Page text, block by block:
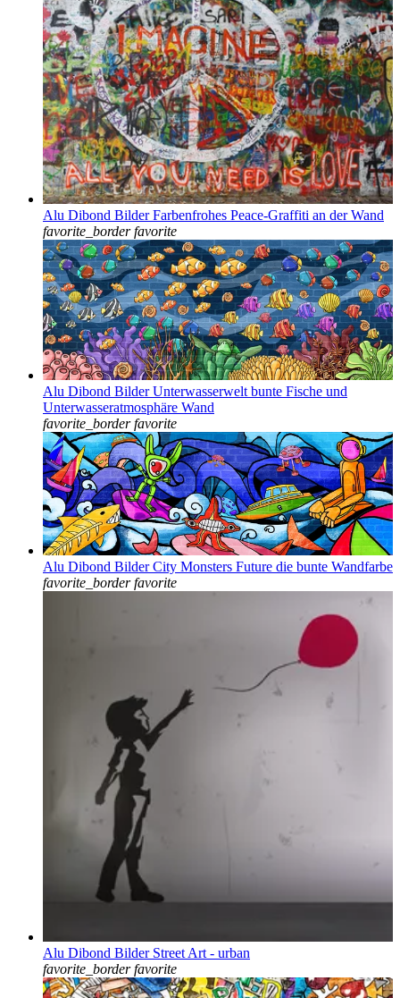
Alu Dibond Bilder Farbenfrohes Peace-Graffiti an der Wand
favorite_border favorite
Alu Dibond Bilder Unterwasserwelt bunte Fische und
Unterwasseratmosphäre Wand
favorite_border favorite
Alu Dibond Bilder City Monsters Future die bunte Wandfarbe
favorite_border favorite
Alu Dibond Bilder Street Art - urban
favorite_border favorite